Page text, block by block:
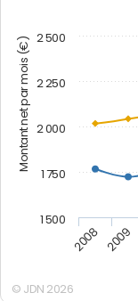
Montant net par mois (€)
2008 2009
1 500
1 750
2 000
2 250
2 500
© JDN 2026